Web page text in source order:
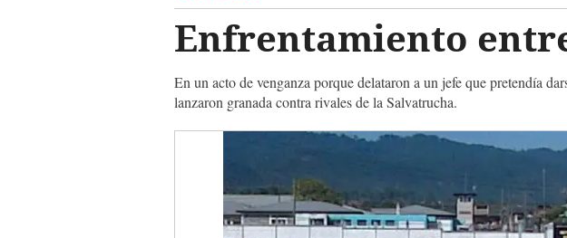
Enfrentamiento
En un acto de venganza porque delataron a un jefe que pretendía
lanzaron granada contra rivales de la Salvatrucha.